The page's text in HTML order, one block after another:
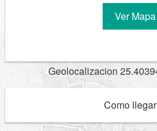
Ver Mapa
Geolocalizacion
Como llegar